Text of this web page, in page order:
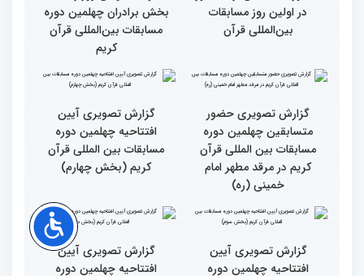
در اولین روز مسابقات
بین‌المللی قرآن
جزئیات اولین روز رقابت
بخش برادران چهلمین دوره
مسابقات بین‌المللی قرآن
کریم
گزارش تصویری حضور
متسابقین چهلمین دوره
مسابقات بین المللی قرآن
کریم در مرقد مطهر امام
خمینی (ره)
گزارش تصویری آیین
مسابقات بین المللی قرآن
کریم (بخش چهارم)